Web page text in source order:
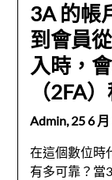
3A 的帳
到會員
入時，
（2FA
Admin,25 6
在這個數位時
有多可靠？當